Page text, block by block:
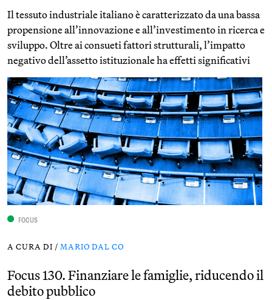
Il tessuto industriale italiano è caratterizzato da una bassa
propensione all’innovazione e all’investimento in ricerca e
sviluppo. Oltre ai consueti fattori strutturali, l’impatto
negativo dell’assetto istituzionale ha effetti significativi
FOCUS
A CURA DI / MARIO DAL CO
Focus 130. Finanziare le famiglie, riducendo il
debito pubblico